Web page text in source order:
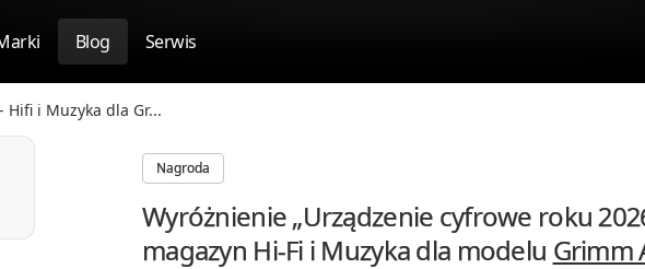
Blog Serwis
Hifi i Muzyka dla Gr...
Nagroda
Wyróżnienie „Urządzenie cyfrowe roku
magazyn Hi-Fi i Muzyka dla modelu Grimm